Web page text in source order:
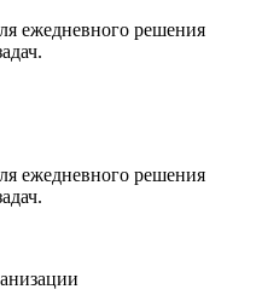
ежедневного решения
ежедневного решения